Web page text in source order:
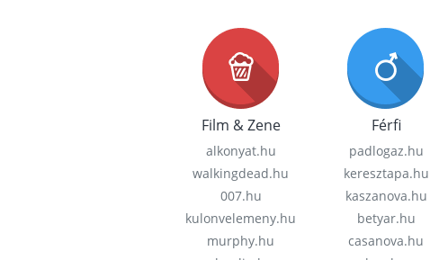
Film & Zene
alkonyat.hu
walkingdead.hu
007.hu
kulonvelemeny.hu
murphy.hu
Férfi
padlogaz.hu
keresztapa.hu
kaszanova.hu
betyar.hu
casanova.hu